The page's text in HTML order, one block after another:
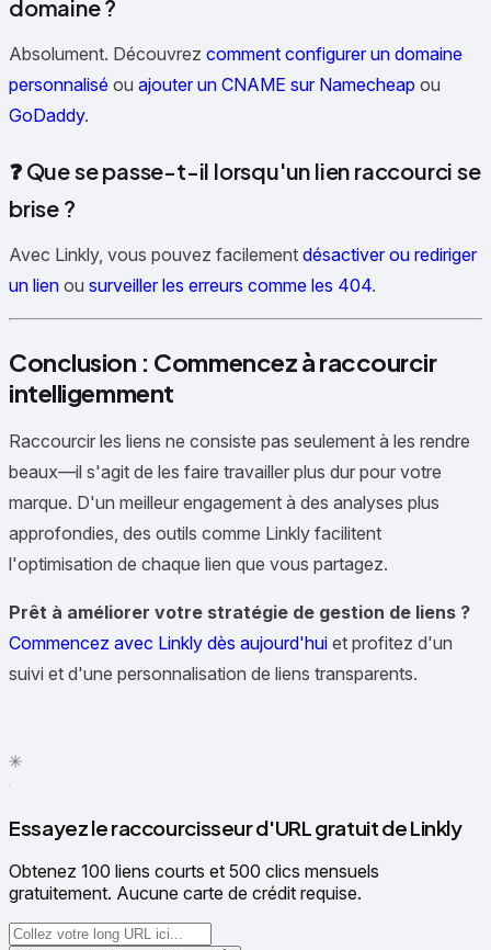
domaine ?
Absolument. Découvrez comment configurer un domaine
personnalisé ou ajouter un CNAME sur Namecheap ou
GoDaddy.
❓ Que se passe-t-il lorsqu'un lien raccourci se
brise ?
Avec Linkly, vous pouvez facilement désactiver ou rediriger
un lien ou surveiller les erreurs comme les 404.
Conclusion : Commencez à raccourcir
intelligemment
Raccourcir les liens ne consiste pas seulement à les rendre
beaux—il s'agit de les faire travailler plus dur pour votre
marque. D'un meilleur engagement à des analyses plus
approfondies, des outils comme Linkly facilitent
l'optimisation de chaque lien que vous partagez.
Prêt à améliorer votre stratégie de gestion de liens ?
Commencez avec Linkly dès aujourd'hui et profitez d'un
suivi et d'une personnalisation de liens transparents.
●
Essayez le raccourcisseur d'URL gratuit de Linkly
Obtenez 100 liens courts et 500 clics mensuels
gratuitement. Aucune carte de crédit requise.